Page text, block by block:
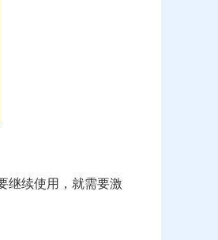
继续使用，就需要激